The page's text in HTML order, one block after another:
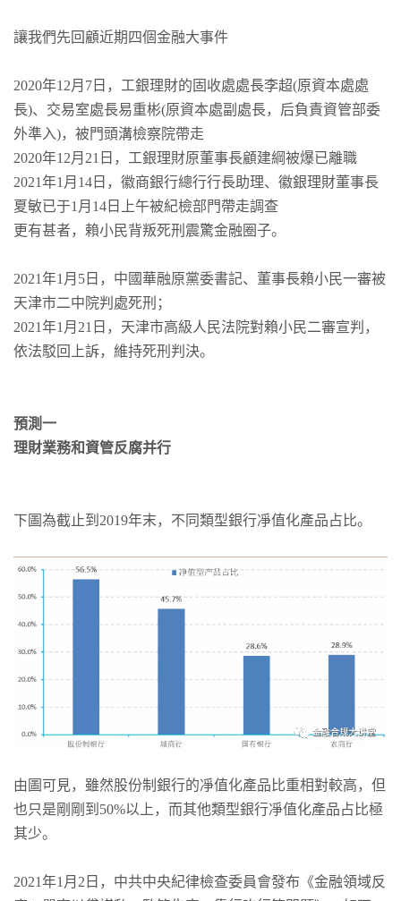
讓我們先回顧近期四個金融大事件
2020年12月7日，工銀理財的固收處處長李超(原資本處處
長)、交易室處長易重彬(原資本處副處長，后負責資管部委
外準入)，被門頭溝檢察院帶走
2020年12月21日，工銀理財原董事長顧建綱被爆已離職
2021年1月14日，徽商銀行總行行長助理、徽銀理財董事長
夏敏已于1月14日上午被紀檢部門帶走調查
更有甚者，賴小民背叛死刑震驚金融圈子。
2021年1月5日，中國華融原黨委書記、董事長賴小民一審被
天津市二中院判處死刑；
2021年1月21日，天津市高級人民法院對賴小民二審宣判，
依法駁回上訴，維持死刑判決。
預測一
理財業務和資管反腐并行
下圖為截止到2019年末，不同類型銀行凈值化產品占比。
由圖可見，雖然股份制銀行的凈值化產品比重相對較高，但
也只是剛剛到50%以上，而其他類型銀行凈值化產品占比極
其少。
2021年1月2日，中共中央紀律檢查委員會發布《金融領域反